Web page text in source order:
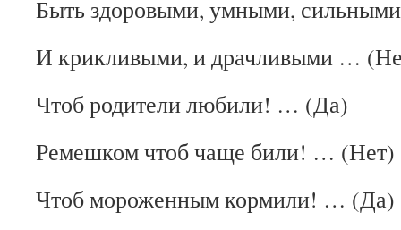
Быть здоровыми, умными,
И крикливыми, и драчливыми …
Чтоб родители любили! … (Да)
Ремешком чтоб чаще били! … (Нет)
Чтоб мороженным кормили! … (Да)